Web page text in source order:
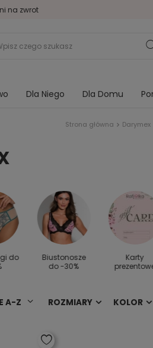
na zwrot
Dla Niego Dla Domu
Strona główna Darymex
do
Biustonosze
do -30%
Karty
A-Z ROZMIARY KOLOR